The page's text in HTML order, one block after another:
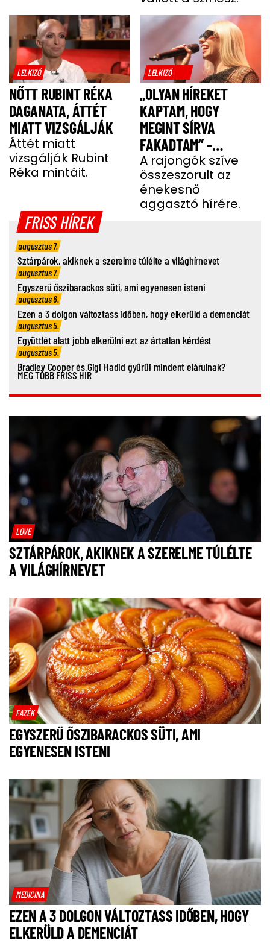
LELKIZŐ
NŐTT RUBINT RÉKA
DAGANATA, ÁTTÉT
MIATT VIZSGÁLJÁK
Áttét miatt
vizsgálják Rubint
Réka mintáit.
LELKIZŐ
„OLYAN HÍREKET
KAPTAM, HOGY
MEGINT SÍRVA
FAKADTAM” -
TELJESEN ÖSSZETÖRT
MISS MOOD
A rajongók szíve
összeszorult az
énekesnő
aggasztó hírére.
FRISS HÍREK
augusztus 7.
Sztárpárok, akiknek a szerelme túlélte a világhírnevet
augusztus 7.
Egyszerű őszibarackos süti, ami egyenesen isteni
augusztus 6.
Ezen a 3 dolgon változtass időben, hogy elkerüld a demenciát
augusztus 5.
Együttlét alatt jobb elkerülni ezt az ártatlan kérdést
augusztus 5.
Bradley Cooper és Gigi Hadid gyűrűi mindent elárulnak?
MÉG TÖBB FRISS HÍR
LOVE
SZTÁRPÁROK, AKIKNEK A SZERELME TÚLÉLTE
A VILÁGHÍRNEVET
FAZÉK
EGYSZERŰ ŐSZIBARACKOS SÜTI, AMI
EGYENESEN ISTENI
MEDICINA
EZEN A 3 DOLGON VÁLTOZTASS IDŐBEN, HOGY
ELKERÜLD A DEMENCIÁT